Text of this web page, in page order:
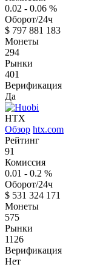
0.02 - 0.06 %
Оборот/24ч
$ 797 881 183
Монеты
294
Рынки
401
Верификация
Да
HTX
Обзор htx.com
Рейтинг
91
Комиссия
0.01 - 0.2 %
Оборот/24ч
$ 531 324 171
Монеты
575
Рынки
1126
Верификация
Нет